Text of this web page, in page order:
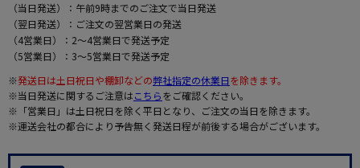
（当日発送）：午前9時までのご注文で当日発送
（翌日発送）：ご注文の翌営業日の発送
（4営業日）：2～4営業日で発送予定
（5営業日）：3～5営業日で発送予定
※発送日は土日祝日や棚卸などの弊社指定の休業日を除きます。
※当日発送に関するご注意はこちらをご確認ください。
※「営業日」は土日祝日を除く平日となり、ご注文の当日を除きます。
※運送会社の都合により予告無く発送日程が前後する場合がございます。